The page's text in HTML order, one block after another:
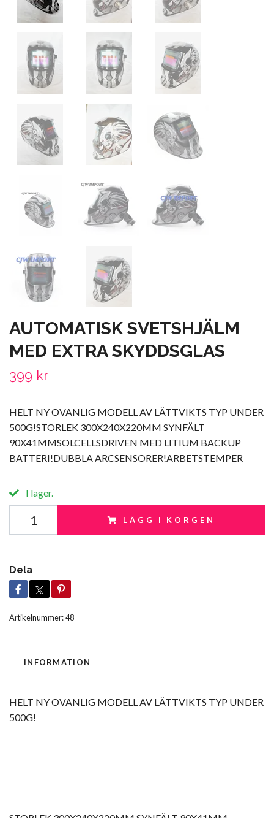
AUTOMATISK SVETSHJÄLM
MED EXTRA SKYDDSGLAS
399 kr
HELT NY OVANLIG MODELL AV LÄTTVIKTS TYP UNDER
500G!STORLEK 300X240X220MM SYNFÄLT
90X41MMSOLCELLSDRIVEN MED LITIUM BACKUP
BATTERI!DUBBLA ARCSENSORER!ARBETSTEMPER
I lager.
LÄGG I KORGEN
Dela
Artikelnummer:48
INFORMATION
HELT NY OVANLIG MODELL AV LÄTTVIKTS TYP UNDER
500G!